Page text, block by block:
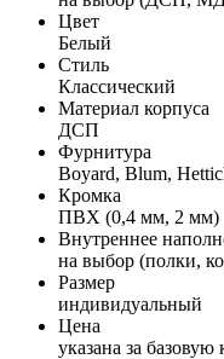
Цвет
Белый
Стиль
Классический
Материал корпуса
ДСП
Фурнитура
Boyard, Blum,
Кромка
ПВХ (0,4 мм, 2 мм)
Внутреннее
на выбор (полки,
Размер
индивидуальный
Цена
указана за